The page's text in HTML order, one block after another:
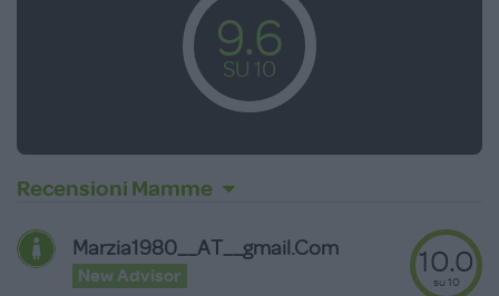
9.6
SU 10
Recensioni Mamme
Marzia1980__AT__gmail.com
New Advisor 10.0
su 10